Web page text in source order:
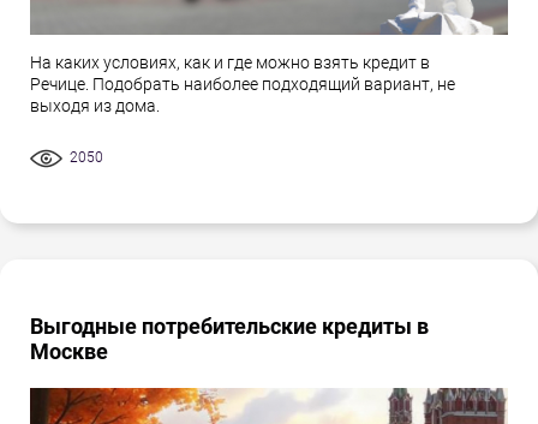
На каких условиях, как и где можно взять кредит в
Речице. Подобрать наиболее подходящий вариант, не
выходя из дома.
2050
Выгодные потребительские кредиты в
Москве